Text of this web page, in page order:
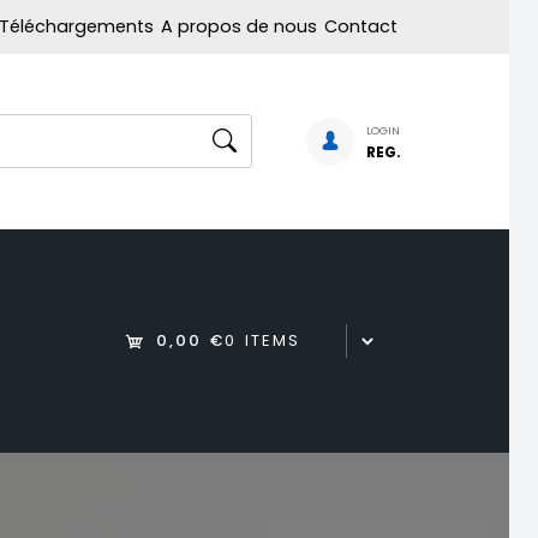
Téléchargements A propos de nous Contact
LOGIN
REG.
0,00 €0 ITEMS